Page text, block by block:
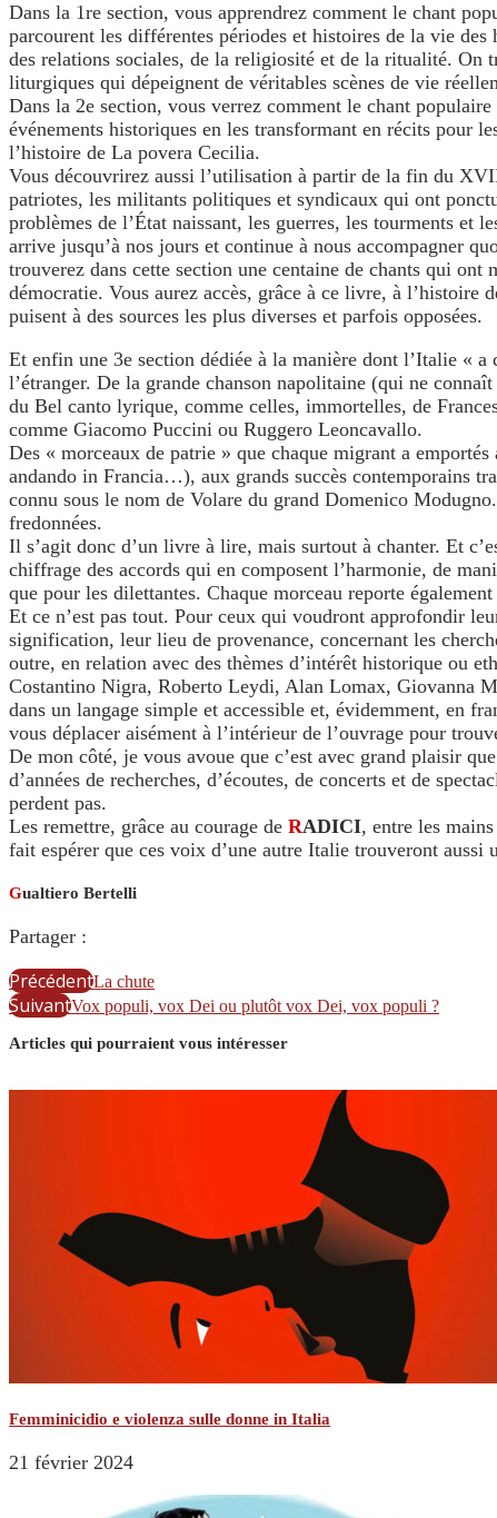
Dans la 1re section, vous apprendrez comment le chant
parcourent les différentes périodes et histoires de la vie
des relations sociales, de la religiosité et de la ritualité. On
liturgiques qui dépeignent de véritables scènes de vie
Dans la 2e section, vous verrez comment le chant
événements historiques en les transformant en récits pour
l’histoire de La povera Cecilia.
Vous découvrirez aussi l’utilisation à partir de la fin du
patriotes, les militants politiques et syndicaux qui ont
problèmes de l’État naissant, les guerres, les tourments et
arrive jusqu’à nos jours et continue à nous accompagner
trouverez dans cette section une centaine de chants qui
démocratie. Vous aurez accès, grâce à ce livre, à l’histoire
puisent à des sources les plus diverses et parfois opposées.
Et enfin une 3e section dédiée à la manière dont l’Italie «
l’étranger. De la grande chanson napolitaine (qui ne
du Bel canto lyrique, comme celles, immortelles, de
comme Giacomo Puccini ou Ruggero Leoncavallo.
Des « morceaux de patrie » que chaque migrant a
andando in Francia…), aux grands succès contemporains
connu sous le nom de Volare du grand Domenico
fredonnées.
Il s’agit donc d’un livre à lire, mais surtout à chanter. Et
chiffrage des accords qui en composent l’harmonie, de
que pour les dilettantes. Chaque morceau reporte
Et ce n’est pas tout. Pour ceux qui voudront approfondir
signification, leur lieu de provenance, concernant les
outre, en relation avec des thèmes d’intérêt historique ou
Costantino Nigra, Roberto Leydi, Alan Lomax, Giovanna
dans un langage simple et accessible et, évidemment, en
vous déplacer aisément à l’intérieur de l’ouvrage pour
De mon côté, je vous avoue que c’est avec grand plaisir
d’années de recherches, d’écoutes, de concerts et de
perdent pas.
Les remettre, grâce au courage de RADICI, entre les
fait espérer que ces voix d’une autre Italie trouveront
Gualtiero Bertelli
Partager :
PrécédentLa chute
SuivantVox populi, vox Dei ou plutôt vox Dei, vox populi ?
Articles qui pourraient vous intéresser
Femminicidio e violenza sulle donne in Italia
21 février 2024